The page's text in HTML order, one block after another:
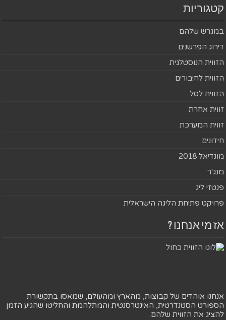
קטגוריות
במגרש שלהם
דירוג הפרשנים
הזווית הנוסטלגית
הזווית לחיבורים
הזווית לסל
זווית אחרת
זווית המערכת
חידונים
מונדיאל 2018
מנג'ר
פנטזי ליג
פרויקט פתיחת הליגה הישראלית
אז מי אנחנו ?
אנחנו אוהדים של קבוצות, מהארץ ומהעולם, שמאסו בתקשורת
הספורט הסטנדרטית, האינטרסנטית והמתלהמת והחליטו שהגיע הזמן
להציג את הזווית שלהם.